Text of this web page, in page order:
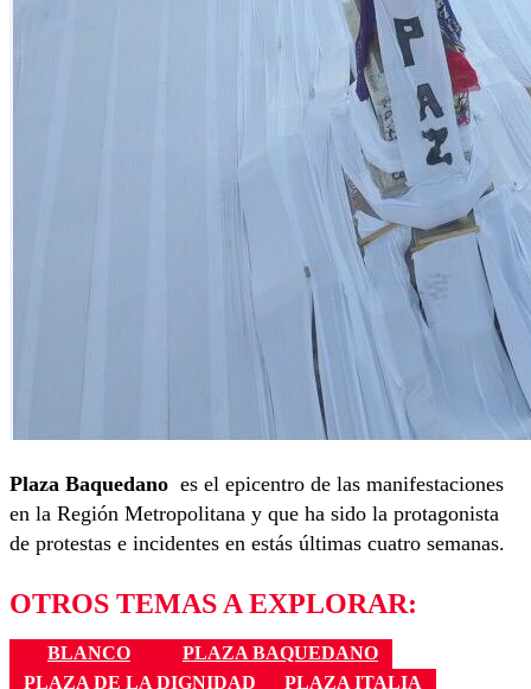
Plaza Baquedano es el epicentro de las manifestaciones
en la Región Metropolitana y que ha sido la protagonista
de protestas e incidentes en estás últimas cuatro semanas.
OTROS TEMAS A EXPLORAR:
BLANCO
PLAZA BAQUEDANO
PLAZA DE LA DIGNIDAD
PLAZA ITALIA